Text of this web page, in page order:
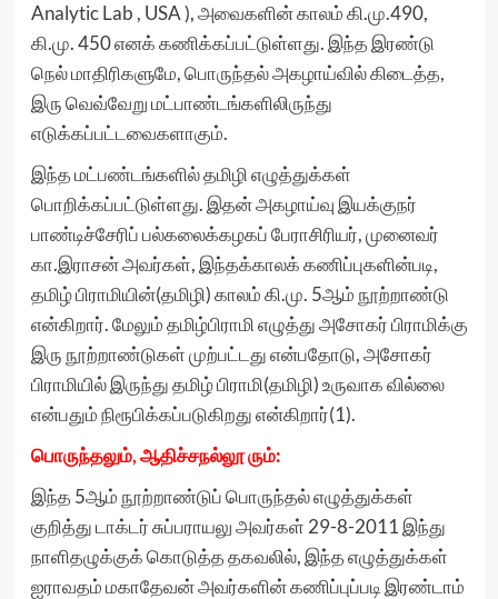
Analytic Lab , USA ), அவைகளின் காலம் கி.மு.490,
கி.மு. 450 எனக் கணிக்கப்பட்டுள்ளது. இந்த இரண்டு
நெல் மாதிரிகளுமே, பொருந்தல் அகழாய்வில் கிடைத்த,
இரு வெவ்வேறு மட்பாண்டங்களிலிருந்து
எடுக்கப்பட்டவைகளாகும்.
இந்த மட்பண்டங்களில் தமிழி எழுத்துக்கள்
பொறிக்கப்பட்டுள்ளது. இதன் அகழாய்வு இயக்குநர்
பாண்டிச்சேரிப் பல்கலைக்கழகப் பேராசிரியர், முனைவர்
கா.இராசன் அவர்கள், இந்தக்காலக் கணிப்புகளின்படி,
தமிழ் பிராமியின்(தமிழி) காலம் கி.மு. 5ஆம் நூற்றாண்டு
என்கிறார். மேலும் தமிழ்பிராமி எழுத்து அசோகர் பிராமிக்கு
இரு நூற்றாண்டுகள் முற்பட்டது என்பதோடு, அசோகர்
பிராமியில் இருந்து தமிழ் பிராமி(தமிழி) உருவாக வில்லை
என்பதும் நிரூபிக்கப்படுகிறது என்கிறார்(1).
பொருந்தலும், ஆதிச்சநல்லூ ரும்:
இந்த 5ஆம் நூற்றாண்டுப் பொருந்தல் எழுத்துக்கள்
குறித்து டாக்டர் சுப்பராயலு அவர்கள் 29-8-2011 இந்து
நாளிதழுக்குக் கொடுத்த தகவலில், இந்த எழுத்துக்கள்
ஐராவதம் மகாதேவன் அவர்களின் கணிப்புப்படி இரண்டாம்